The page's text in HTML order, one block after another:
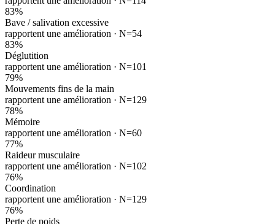
83%
Bave / salivation excessive
rapportent une amélioration · N=54
83%
Déglutition
rapportent une amélioration · N=101
79%
Mouvements fins de la main
rapportent une amélioration · N=129
78%
Mémoire
rapportent une amélioration · N=60
77%
Raideur musculaire
rapportent une amélioration · N=102
76%
Coordination
rapportent une amélioration · N=129
76%
Perte de poids